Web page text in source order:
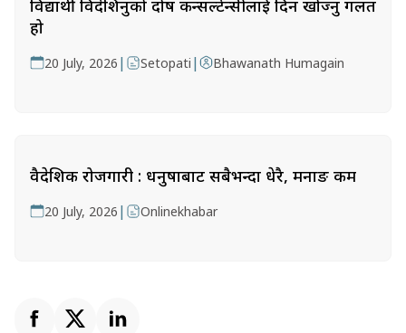
विद्यार्थी विदेशिनुको दोष कन्सल्टेन्सीलाई दिन खोज्नु गलत
हो
20 July, 2026 | Setopati | Bhawanath Humagain
वैदेशिक रोजगारी : धनुषाबाट सबैभन्दा धेरै, मनाङ कम
20 July, 2026 | Onlinekhabar